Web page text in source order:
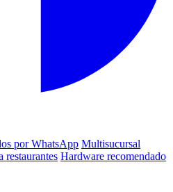
por WhatsApp Multisucursal
restaurantes Hardware recomendado